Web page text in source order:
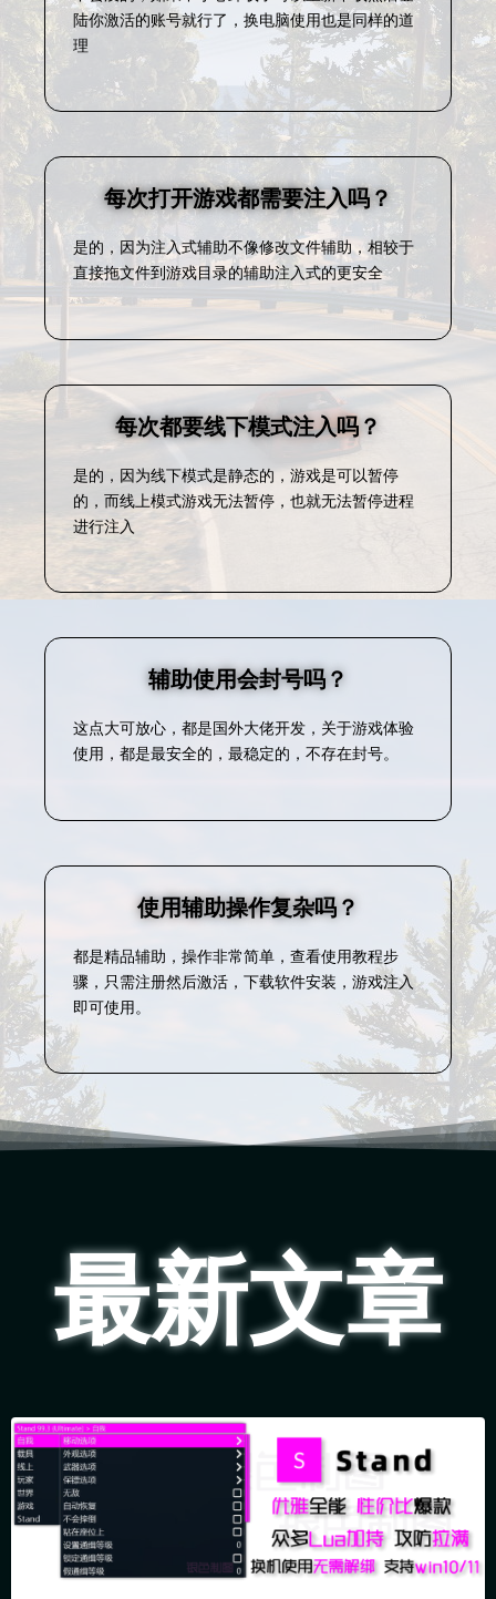
陆你激活的账号就行了，换电脑使用也是同样的道
理
每次打开游戏都需要注入吗？
是的，因为注入式辅助不像修改文件辅助，相较于
直接拖文件到游戏目录的辅助注入式的更安全
每次都要线下模式注入吗？
是的，因为线下模式是静态的，游戏是可以暂停
的，而线上模式游戏无法暂停，也就无法暂停进程
进行注入
辅助使用会封号吗？
这点大可放心，都是国外大佬开发，关于游戏体验
使用，都是最安全的，最稳定的，不存在封号。
使用辅助操作复杂吗？
都是精品辅助，操作非常简单，查看使用教程步
骤，只需注册然后激活，下载软件安装，游戏注入
即可使用。
最新文章